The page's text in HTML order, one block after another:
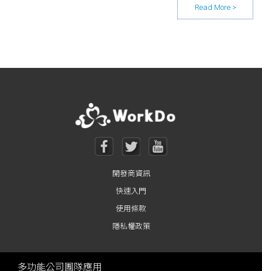
Posts navigation
開發商資訊
快速入門
使用條款
隱私權政策
多功能公司團隊應用